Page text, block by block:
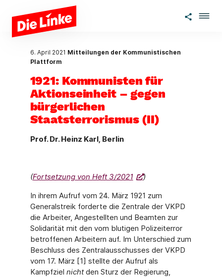
Zum Hauptinhalt springen
6. April 2021 Mitteilungen der Kommunistischen
Plattform
1921: Kommunisten für
Aktionseinheit – gegen
bürgerlichen
Staatsterrorismus (II)
Prof. Dr. Heinz Karl, Berlin
(Fortsetzung von Heft 3/2021
)
In ihrem Aufruf vom 24. März 1921 zum
Generalstreik forderte die Zentrale der VKPD
die Arbeiter, Angestellten und Beamten zur
Solidarität mit den vom blutigen Polizeiterror
betroffenen Arbeitern auf. Im Unterschied zum
Beschluss des Zentralausschusses der VKPD
vom 17. März [1] stellte der Aufruf als
Kampfziel nichtden Sturz der Regierung,